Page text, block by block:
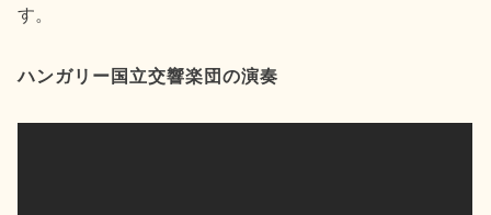
す。
ハンガリー国立交響楽団の演奏